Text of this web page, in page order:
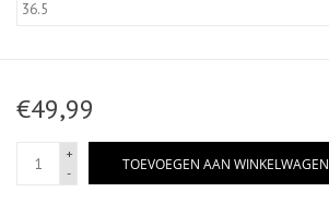
€49,99
+
-
TOEVOEGEN AAN WINKELWAGEN